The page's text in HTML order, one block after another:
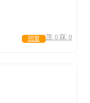
顶: 0 踩: 0
回复